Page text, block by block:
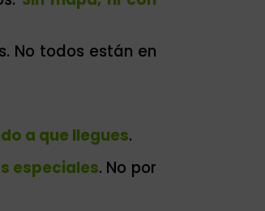
No todos están en
a que llegues.
especiales. No por